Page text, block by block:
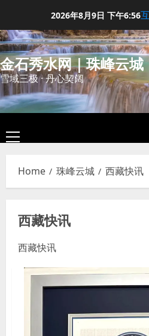
content
2026年8月9日 下午6:56
金石秀水网｜珠峰云城
雪域三极 · 丹心契阔
Primary
Menu
Home 珠峰云城 西藏快讯
西藏快讯
西藏快讯